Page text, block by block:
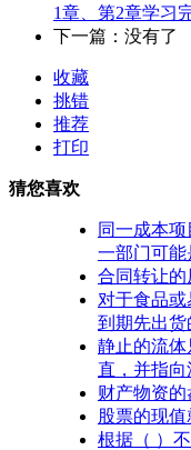
1章、第2章学习
下一篇：没有了
收藏
挑错
推荐
打印
猜您喜欢
同一成本
一部门可能
合同转让的
对于食品
到期先出货
静止的流
直，并指向
财产物资的
股票的现
根据（ ）